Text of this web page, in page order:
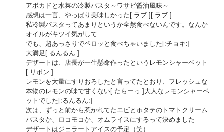
アボカドと水菜の冷製パスタ～ワサビ醤油風味～
感想は一言、やっぱり美味しかった[:ラブ:][:ラブ:]
私冷製パスタってあまりというか全然食べないんです。なんか
オイルがキツイ気がして…
でも、超あっさりでペロッと食べちゃいました[:チョキ:]
大満足[:るんるん:]
デザートは、店長が一生懸命作ったというレモンシャーベット
[:リボン:]
レモンを大量にすりおろしたと言ってたとおり、フレッシュな
本物のレモンの味で甘くない[:たらーっ:]大人なレモンシャーベ
ットでした[:るんるん:]
次は、ずっと前から惹かれてたエビとホタテのトマトクリーム
パスタか、ロコモコか、オムライスにするって決めました
デザートはジェラートアイスの予定（笑）